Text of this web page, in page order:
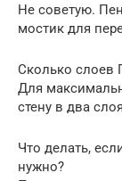
Не советую.
мостик для
Сколько слоев
Для
стену в два
Что делать,
нужно?